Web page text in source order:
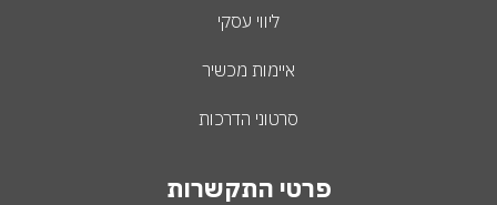
ליווי עסקי
איימות מכשיר
סרטוני הדרכות
פרטי התקשרות